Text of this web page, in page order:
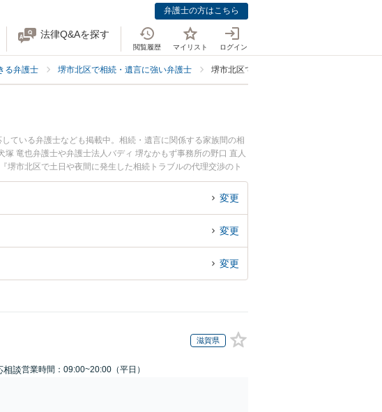
弁護士の方はこちら
法律Q&Aを探す
閲覧履歴 マイリスト ログイン
る弁護士 堺市北区で相続・遺言に強い弁護士 堺市北区で相続トラブルの代理交渉に強い弁
ている弁護士なども掲載中。相続・遺言に関係する家族間の相
竜也弁護士や弁護士法人バディ 堺なかもず事務所の野口 直人
市北区で土日や夜間に発生した相続トラブルの代理交渉のト
したい』『初回相談無料で相続トラブルの代理交渉を法律相談
変更
変更
変更
滋賀県
相談営業時間：09:00~20:00（平日）